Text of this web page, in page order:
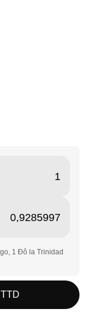
1 Đô la Trinidad